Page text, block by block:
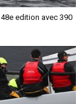
edition avec 390